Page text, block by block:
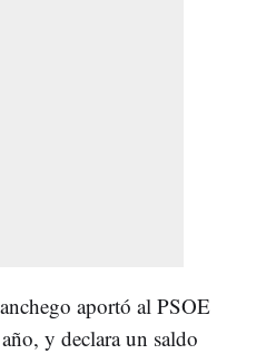
aportó al PSOE
y declara un saldo